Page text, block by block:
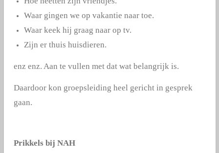
Waar gingen we op vakantie naar toe.
Waar keek hij graag naar op tv.
Zijn er thuis huisdieren.
enz enz. Aan te vullen met dat wat belangrijk is.
Daardoor kon groepsleiding heel gericht in gesprek
gaan.
Prikkels bij NAH